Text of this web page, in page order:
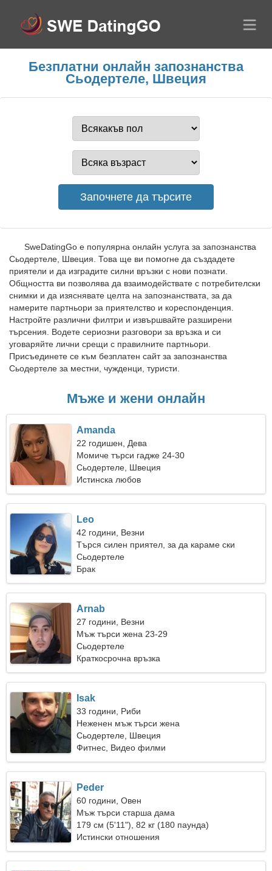
Безплатни онлайн запознанства
Сьодертеле, Швеция
SweDatingGo е популярна онлайн услуга за запознанства
Сьодертеле, Швеция. Това ще ви помогне да създадете
приятели и да изградите силни връзки с нови познати.
Общността ви позволява да взаимодействате с потребителски
снимки и да изяснявате целта на запознанствата, за да
намерите партньори за приятелство и кореспонденция.
Настройте различни филтри и извършвайте разширени
търсения. Водете сериозни разговори за връзка и си
уговаряйте лични срещи с правилните партньори.
Присъединете се към безплатен сайт за запознанства
Сьодертеле за местни, чужденци, туристи.
Мъже и жени онлайн
Amanda
22 годишен, Дева
Момиче търси гадже 24-30
Сьодертеле, Швеция
Истинска любов
Leo
42 години, Везни
Търся силен приятел, за да караме ски
заедно
Сьодертеле
Брак
Arnab
27 години, Везни
Мъж търси жена 23-29
Сьодертеле
Краткосрочна връзка
Isak
33 години, Риби
Неженен мъж търси жена
Сьодертеле, Швеция
Фитнес, Видео филми
Peder
60 години, Овен
Мъж търси старша дама
179 см (5'11"), 82 кг (180 паунда)
Истински отношения